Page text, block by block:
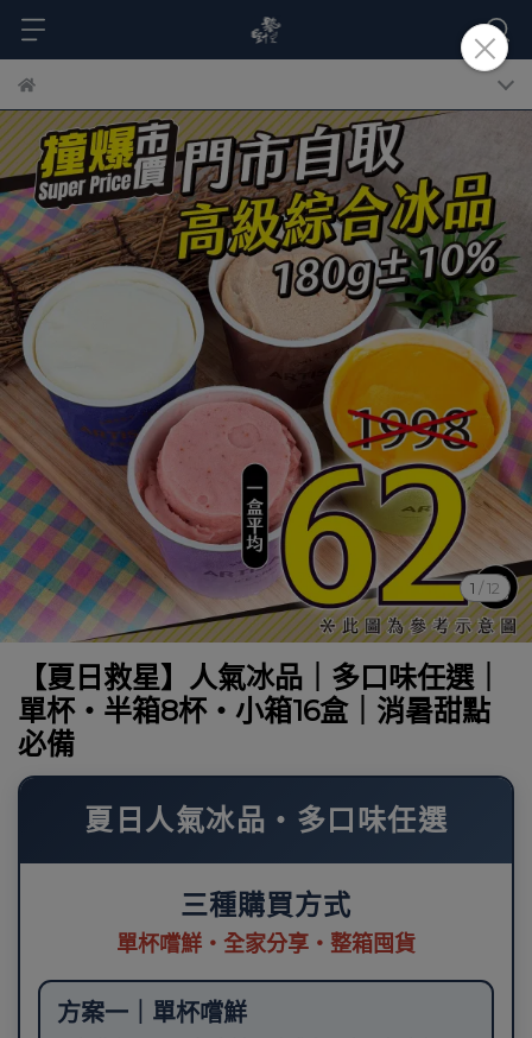
1 /12
【夏日救星】人氣冰品｜多口味任選｜
單杯・半箱8杯・小箱16盒｜消暑甜點
必備
夏日人氣冰品・多口味任選
三種購買方式
單杯嚐鮮・全家分享・整箱囤貨
方案一｜單杯嚐鮮